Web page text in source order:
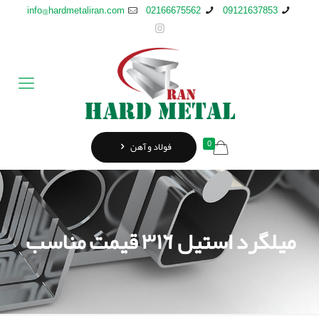
09121637853
02166675562
info@hardmetaliran.com
0 فولاد و آهن
ميلگرد استيل ٣١٦ قیمت مناسب